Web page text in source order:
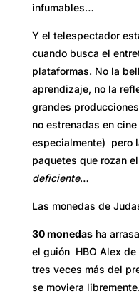
infumables…
Y el telespectador
cuando busca el
plataformas. No la
aprendizaje, no la
grandes
no estrenadas en
especialmente) pero
paquetes que rozan
deficiente…
Las monedas de
30 monedasha
el guión HBO Alex
tres veces más del
se moviera